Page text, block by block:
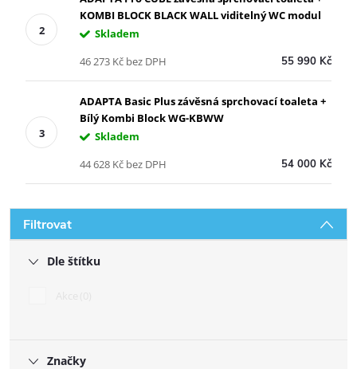
KOMBI BLOCK BLACK WALL viditelný WC modul
Skladem
55 990 Kč
46 273 Kč bez DPH
ADAPTA Basic Plus závěsná sprchovací toaleta +
Bílý Kombi Block WG-KBWW
Skladem
54 000 Kč
44 628 Kč bez DPH
Filtrovat
Dle štítku
Značky